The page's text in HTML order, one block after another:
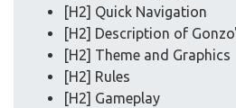
[H2] Quick Navigation
[H2] Description of
[H2] Theme and Graphics
[H2] Rules
[H2] Gameplay